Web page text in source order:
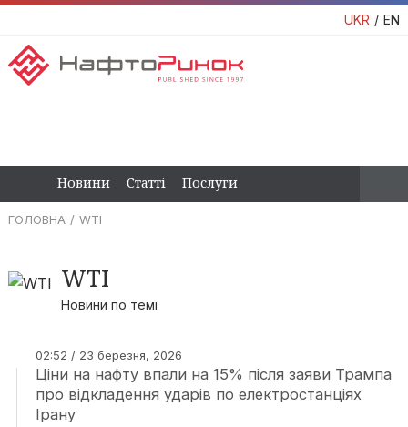
UKR EN
Новини Статті Послуги
ГОЛОВНА WTI
WTI
Новини по темі
02:52 / 23 березня, 2026
Ціни на нафту впали на 15% після заяви Трампа
про відкладення ударів по електростанціях
Ірану